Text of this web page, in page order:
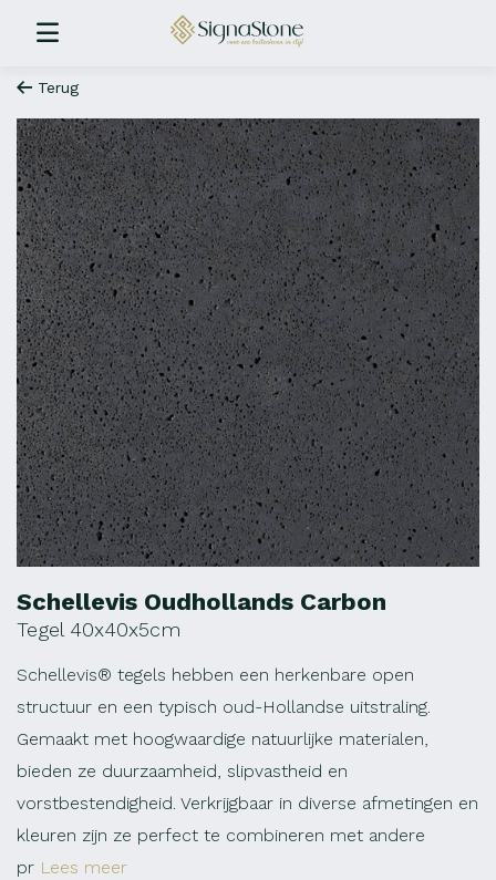
Terug
Schellevis Oudhollands Carbon
Tegel 40x40x5cm
Schellevis® tegels hebben een herkenbare open
structuur en een typisch oud-Hollandse uitstraling.
Gemaakt met hoogwaardige natuurlijke materialen,
bieden ze duurzaamheid, slipvastheid en
vorstbestendigheid. Verkrijgbaar in diverse afmetingen en
kleuren zijn ze perfect te combineren met andere
pr Lees meer